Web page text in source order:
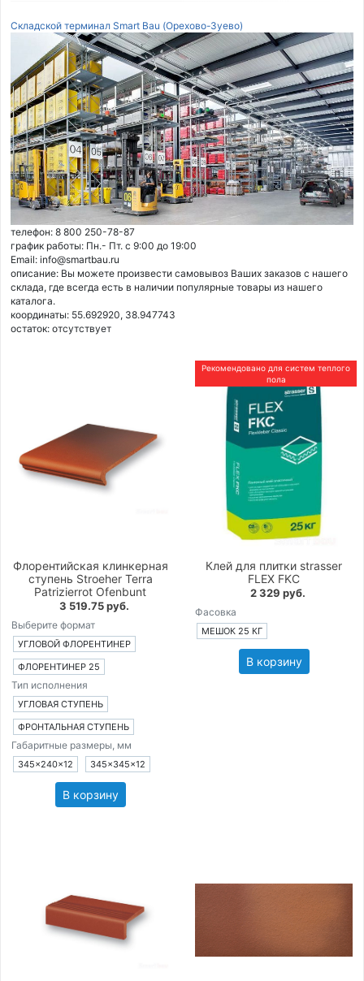
Складской терминал Smart Bau (Орехово-Зуево)
телефон: 8 800 250-78-87
график работы: Пн.- Пт. с 9:00 до 19:00
Email: info@smartbau.ru
описание: Вы можете произвести самовывоз Ваших заказов с нашего
склада, где всегда есть в наличии популярные товары из нашего
каталога.
координаты: 55.692920, 38.947743
остаток: отсутствует
Флорентийская клинкерная
ступень Stroeher Terra
Patrizierrot Ofenbunt
3 519.75 руб.
Выберите формат
УГЛОВОЙ ФЛОРЕНТИНЕР
ФЛОРЕНТИНЕР 25
Тип исполнения
УГЛОВАЯ СТУПЕНЬ
ФРОНТАЛЬНАЯ СТУПЕНЬ
Габаритные размеры, мм
345×240×12 345×345×12
В корзину
Рекомендовано для систем теплого
пола
Клей для плитки strasser
FLEX FKC
2 329 руб.
Фасовка
МЕШОК 25 КГ
В корзину